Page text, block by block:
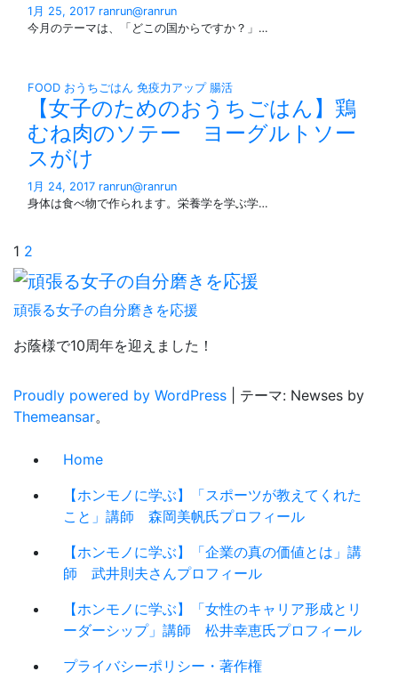
1月 25, 2017 ranrun@ranrun
今月のテーマは、「どこの国からですか？」…
FOOD おうちごはん 免疫力アップ 腸活
【女子のためのおうちごはん】鶏
むね肉のソテー ヨーグルトソー
スがけ
1月 24, 2017 ranrun@ranrun
身体は食べ物で作られます。栄養学を学ぶ学…
投
稿
の
ペ
ー
ジ
送
り
1 2
頑張る女子の自分磨きを応援
お蔭様で10周年を迎えました！
Proudly powered by WordPress
テーマ: Newses by
Themeansar。
Home
【ホンモノに学ぶ】「スポーツが教えてくれた
こと」講師 森岡美帆氏プロフィール
【ホンモノに学ぶ】「企業の真の価値とは」講
師 武井則夫さんプロフィール
【ホンモノに学ぶ】「女性のキャリア形成とリ
ーダーシップ」講師 松井幸恵氏プロフィール
プライバシーポリシー・著作権